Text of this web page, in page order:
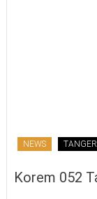
NEWS
Korem 052